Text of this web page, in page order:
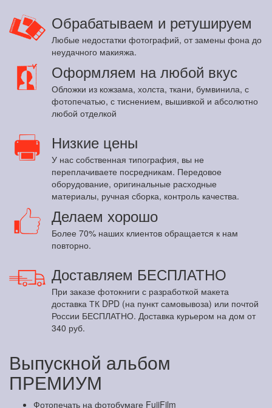
Обрабатываем и ретушируем
Любые недостатки фотографий, от замены фона до
неудачного макияжа.
Оформляем на любой вкус
Обложки из кожзама, холста, ткани, бумвинила, с
фотопечатью, с тиснением, вышивкой и абсолютно
любой отделкой
Низкие цены
У нас собственная типография, вы не
переплачиваете посредникам. Передовое
оборудование, оригинальные расходные
материалы, ручная сборка, контроль качества.
Делаем хорошо
Более 70% наших клиентов обращается к нам
повторно.
Доставляем БЕСПЛАТНО
При заказе фотокниги с разработкой макета
доставка ТК DPD (на пункт самовывоза) или почтой
России БЕСПЛАТНО. Доставка курьером на дом от
340 руб.
Выпускной альбом
ПРЕМИУМ
Фотопечать на фотобумаге FujiFilm